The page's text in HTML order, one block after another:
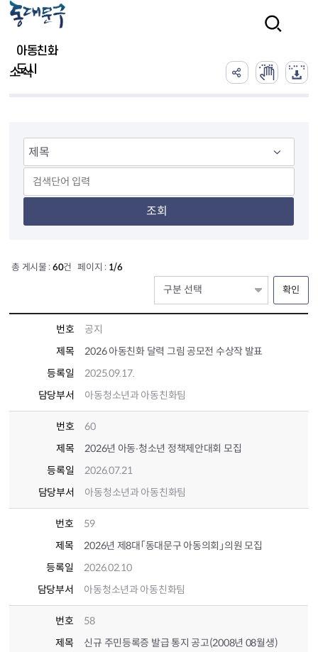
아동친화
도시
소식
조회
총 게시물 : 60건 페이지 : 1/6
확인
번호
공지
제목
2026 아동친화 달력 그림 공모전 수상작 발표
등록일
2025.09.17.
담당부서
아동청소년과 아동친화팀
번호
60
제목
2026년 아동∙청소년 정책제안대회 모집
등록일
2026.07.21
담당부서
아동청소년과 아동친화팀
번호
59
제목
2026년 제8대「동대문구 아동의회」의원 모집
등록일
2026.02.10
담당부서
아동청소년과 아동친화팀
번호
58
제목
신규 주민등록증 발급 통지 공고(2008년 08월생)